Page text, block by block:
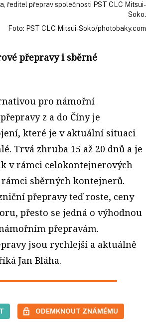
ředitel přeprav společnosti PST CLC Mitsui-
Soko.
Foto: PST CLC Mitsui-Soko/photobaky.com
přepravy i sběrné
pro námořní
z a do Číny je
které je v aktuální situaci
Trvá zhruba 15 až 20 dnů a je
v rámci celokontejnerových
sběrných kontejnerů.
přepravy teď roste, ceny
přesto se jedná o výhodnou
přepravám.
jsou rychlejší a aktuálně
Jan Bláha.
ODEMKNOUT ZNÁMÉMU